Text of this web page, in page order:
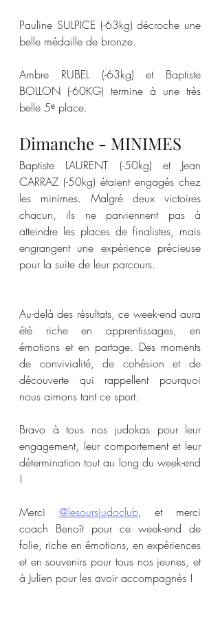
Pauline SULPICE (-63kg) décroche une
belle médaille de bronze.
Ambre RUBEL (-63kg) et Baptiste
BOLLON (-60KG) termine à une très
belle 5ᵉ place.
Baptiste LAURENT (-50kg) et Jean
CARRAZ (-50kg) étaient engagés chez
les minimes. Malgré deux victoires
chacun, ils ne parviennent pas à
atteindre les places de finalistes, mais
engrangent une expérience précieuse
pour la suite de leur parcours.
Au-delà des résultats, ce week-end aura
été riche en apprentissages, en
émotions et en partage. Des moments
de convivialité, de cohésion et de
découverte qui rappellent pourquoi
nous aimons tant ce sport.
Bravo à tous nos judokas pour leur
engagement, leur comportement et leur
détermination tout au long du week-end
!
Merci @lesoursjudoclub, et merci
coach Benoît pour ce week-end de
folie, riche en émotions, en expériences
et en souvenirs pour tous nos jeunes, et
à Julien pour les avoir accompagnés !